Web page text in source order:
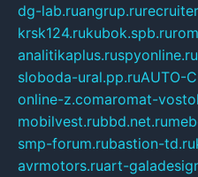
dg-lab.ruangrup.ru
krsk124.rukubok.spb.ru
analitikaplus.ruspyonline.ru
sloboda-ural.pp.ruAUTO-
online-z.comaromat-
mobilvest.rubbd.net.ru
smp-forum.rubastion-td.ru
avrmotors.ruart-